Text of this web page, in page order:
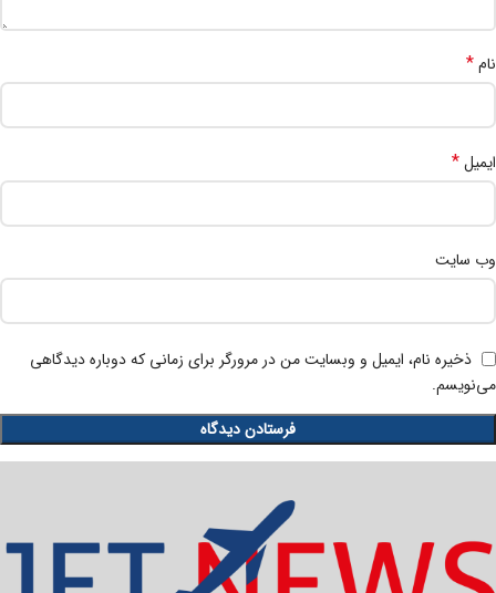
نام*
ایمیل*
وب‌ سایت
ذخیره نام، ایمیل و وبسایت من در مرورگر برای زمانی که دوباره دیدگاهی
می‌نویسم.